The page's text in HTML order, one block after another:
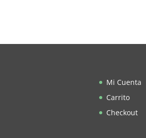
Mi Cuenta
Carrito
Checkout